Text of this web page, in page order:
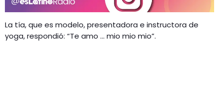
La tía, que es modelo, presentadora e instructora de
yoga, respondió: “Te amo … mio mio mio”.